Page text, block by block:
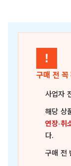
!
구매 전 꼭
사업자
해당 상
연장·취
다.
구매 전